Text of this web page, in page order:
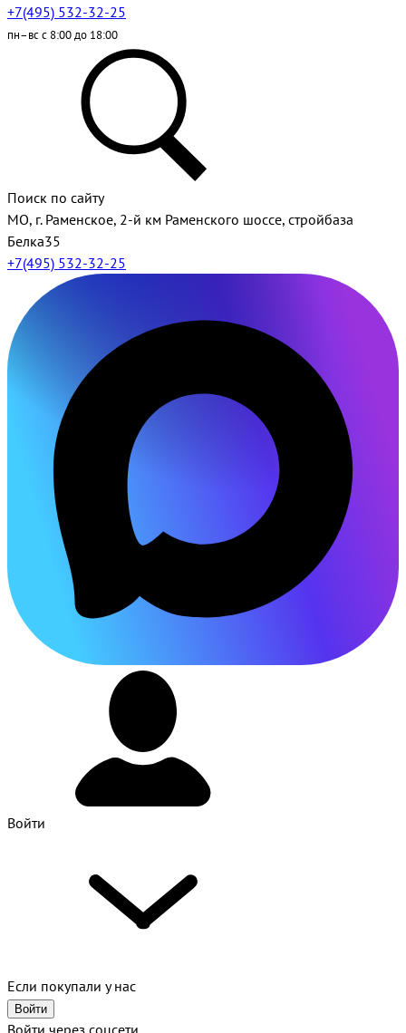
+7(495) 532-32-25
пн–вс с 8:00 до 18:00
Поиск по сайту
МО, г. Раменское, 2-й км Раменского шоссе, стройбаза
Белка35
+7(495) 532-32-25
Войти
Если покупали у нас
Войти
Войти через соцсети